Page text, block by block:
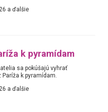
a ďalšie
k pyramídam
sa pokúšajú vyhrať
Paríža k pyramídam.
a ďalšie